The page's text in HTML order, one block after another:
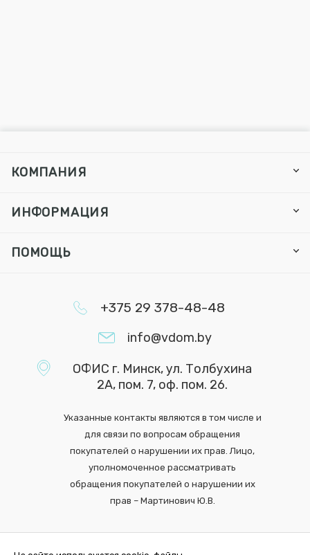
КОМПАНИЯ
ИНФОРМАЦИЯ
ПОМОЩЬ
+375 29 378-48-48
info@vdom.by
ОФИС г. Минск, ул. Толбухина
2А, пом. 7, оф. пом. 26.
Указанные контакты являются в том числе и
для связи по вопросам обращения
покупателей о нарушении их прав. Лицо,
уполномоченное рассматривать
обращения покупателей о нарушении их
прав – Мартинович Ю.В.